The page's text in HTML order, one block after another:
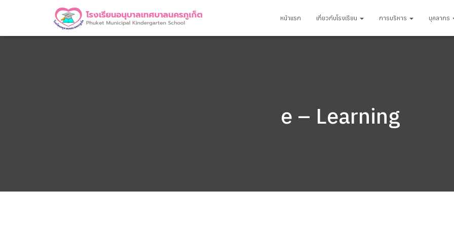
หน้าแรก เกี่ยวกับโรงเรียน การบริหาร บุคลากร
e – Learning